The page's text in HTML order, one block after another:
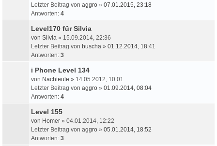
Letzter Beitrag von aggro » 07.01.2015, 23:18
Antworten: 4
Level170 für Silvia
von Silvia » 15.09.2014, 22:36
Letzter Beitrag von buscha » 01.12.2014, 18:41
Antworten: 3
i Phone Level 134
von Nachteule » 14.05.2012, 10:01
Letzter Beitrag von aggro » 01.09.2014, 08:04
Antworten: 4
Level 155
von Homer » 04.01.2014, 12:22
Letzter Beitrag von aggro » 05.01.2014, 18:52
Antworten: 3